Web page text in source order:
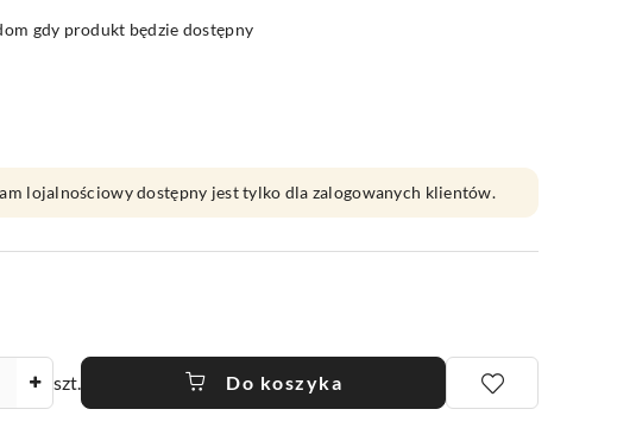
gdy produkt będzie dostępny
lojalnościowy dostępny jest tylko dla zalogowanych klientów.
szt. Do koszyka